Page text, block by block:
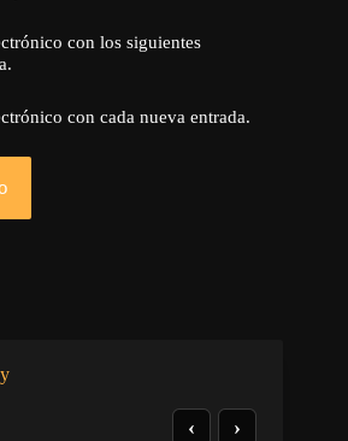
con los siguientes
con cada nueva entrada.
‹ ›